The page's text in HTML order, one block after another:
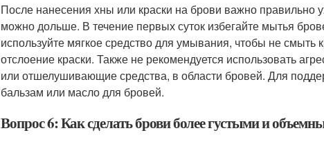
После нанесения хны или краски на брови важно правильно
можно дольше. В течение первых суток избегайте мытья
используйте мягкое средство для умывания, чтобы не смыть
отслоение краски. Также не рекомендуется использовать
или отшелушивающие средства, в области бровей. Для
бальзам или масло для бровей.
Вопрос 6: Как сделать брови более густыми и